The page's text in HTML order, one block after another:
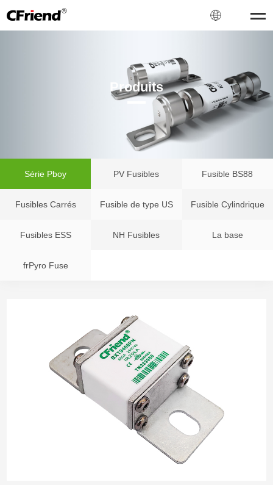
Produits
Série Pboy PV Fusibles Fusible BS88
Fusibles Carrés Fusible de type US Fusible Cylindrique
Fusibles ESS NH Fusibles La base
frPyro Fuse